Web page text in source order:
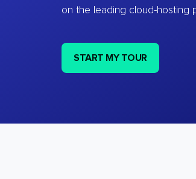
on the leading cloud-hosting
START MY TOUR